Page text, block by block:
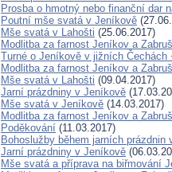
Prosba o hmotný nebo finanční dar
Poutní mše svatá v Jeníkově
Mše svatá v Lahošti (25.06.2017)
Modlitba za farnost Jeníkov a
Turné o Jeníkově v jižních Čechách
Modlitba za farnost Jeníkov a
Mše svatá v Lahošti (09.04.2017)
Jarní prázdniny v Jeníkově
Mše svatá v Jeníkově (14.03.2017)
Modlitba za farnost Jeníkov a
Poděkování (11.03.2017)
Bohoslužby během jarních prázdnin
Jarní prázdniny v Jeníkově
Mše svatá a příprava na biřmování